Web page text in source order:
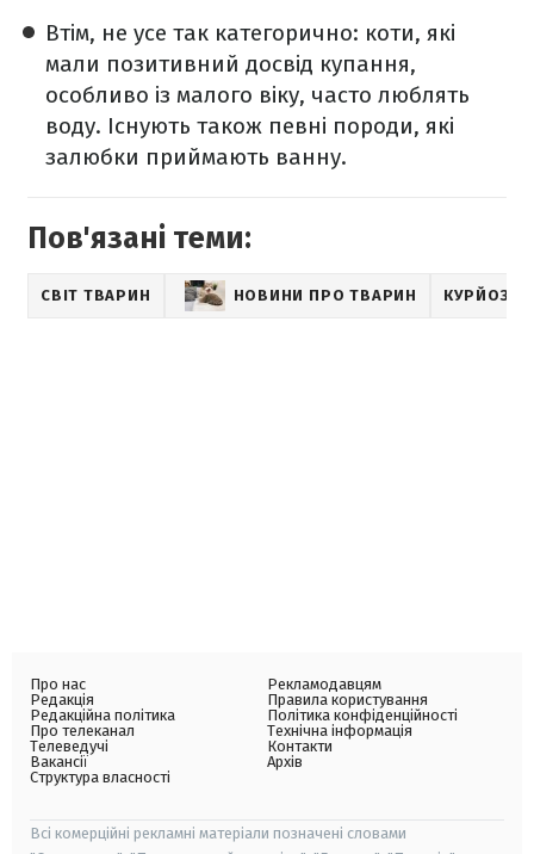
Втім, не усе так категорично: коти, які
мали позитивний досвід купання,
особливо із малого віку, часто люблять
воду. Існують також певні породи, які
залюбки приймають ванну.
Пов'язані теми:
СВІТ ТВАРИН НОВИНИ ПРО ТВАРИН
Про нас
Редакція
Редакційна політика
Про телеканал
Телеведучі
Вакансії
Структура власності
Рекламодавцям
Правила користування
Політика конфіденційності
Технічна інформація
Контакти
Архів
Всі комерційні рекламні матеріали позначені словами